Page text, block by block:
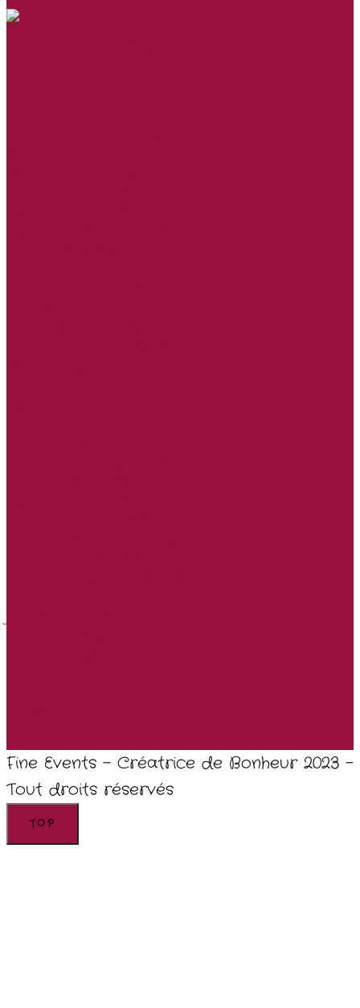
Fine Events - Créatrice de Bonheur 2023 -
Tout droits réservés
TOP